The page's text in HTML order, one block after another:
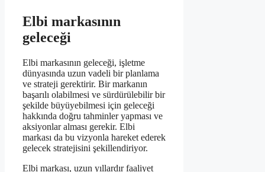
Elbi markasının
geleceği
Elbi markasının geleceği, işletme
dünyasında uzun vadeli bir planlama
ve strateji gerektirir. Bir markanın
başarılı olabilmesi ve sürdürülebilir bir
şekilde büyüyebilmesi için geleceği
hakkında doğru tahminler yapması ve
aksiyonlar alması gerekir. Elbi
markası da bu vizyonla hareket ederek
gelecek stratejisini şekillendiriyor.
Elbi markası, uzun yıllardır faaliyet